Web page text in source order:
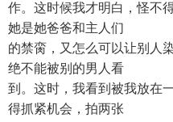
作。这时候我才明白，怪不
她是她爸爸和主人们
的禁脔，又怎么可以让别人
绝不能被别的男人看
到。这时，我看到被我放在
得抓紧机会，拍两张